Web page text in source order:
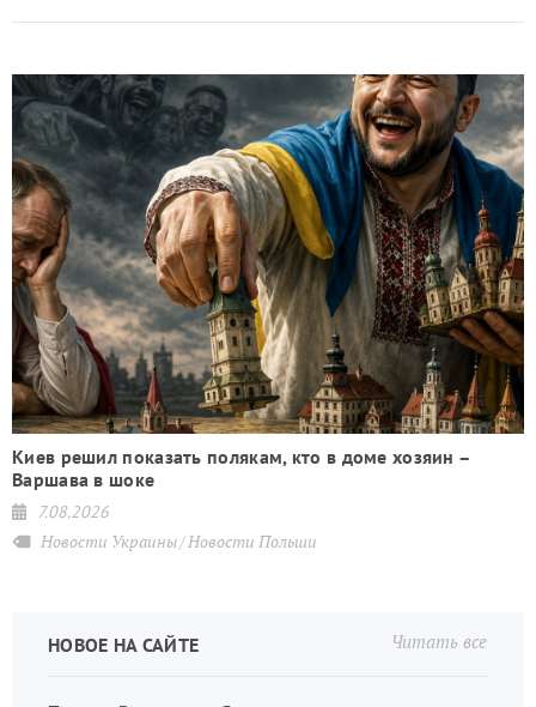
Киев решил показать полякам, кто в доме хозяин –
Варшава в шоке
7.08.2026
Новости Украины Новости Польши
Читать все
НОВОЕ НА САЙТЕ